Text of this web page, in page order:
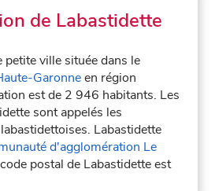
de Labastidette
petite ville située dans le
Garonneen région
est de 2 946 habitants. Les
sont appelés les
Labastidette
d'agglomération Le
postal de Labastidette est